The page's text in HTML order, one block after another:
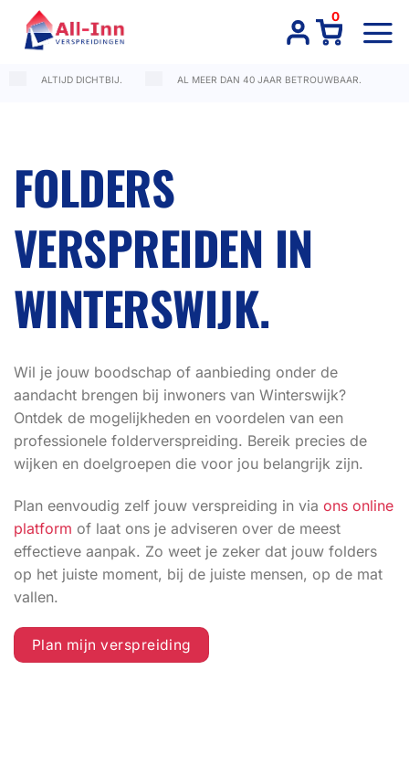
naar
0
ALTIJD DICHTBIJ. AL MEER DAN 40 JAAR BETROUWBAAR.
FOLDERS
VERSPREIDEN IN
WINTERSWIJK.
Wil je jouw boodschap of aanbieding onder de
aandacht brengen bij inwoners van Winterswijk?
Ontdek de mogelijkheden en voordelen van een
professionele folderverspreiding. Bereik precies de
wijken en doelgroepen die voor jou belangrijk zijn.
Plan eenvoudig zelf jouw verspreiding in via ons online
platform of laat ons je adviseren over de meest
effectieve aanpak. Zo weet je zeker dat jouw folders
op het juiste moment, bij de juiste mensen, op de mat
vallen.
Plan mijn verspreiding